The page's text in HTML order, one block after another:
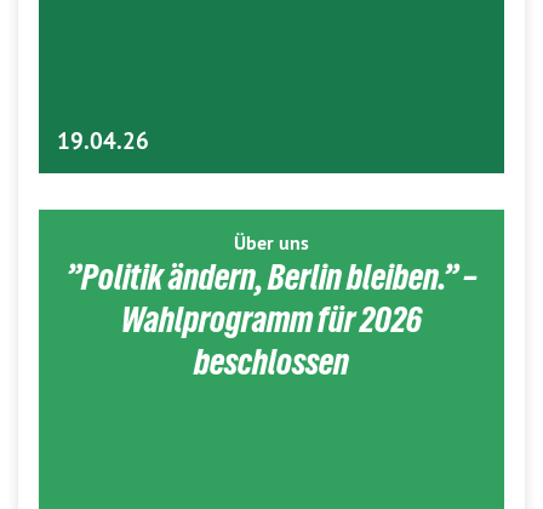
19.04.26
Über uns
”Politik ändern, Berlin bleiben.” –
Wahlprogramm für 2026
beschlossen